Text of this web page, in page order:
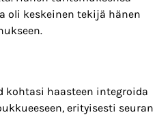
oli keskeinen tekijä hänen
kohtasi haasteen integroida
erityisesti seuran